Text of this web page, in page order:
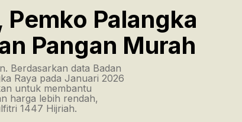
Palangka
Pangan Murah
Berdasarkan data Badan
Raya pada Januari 2026
untuk membantu
harga lebih rendah,
1447 Hijriah.